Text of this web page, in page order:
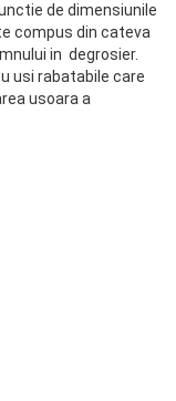
de dimensiunile
compus din cateva
in degrosier.
usi rabatabile care
usoara a